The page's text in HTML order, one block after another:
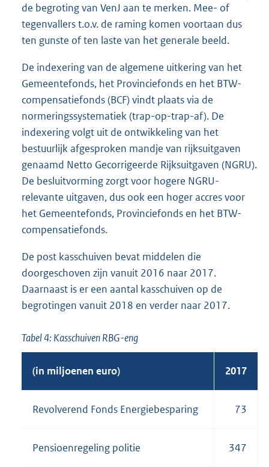
de begroting van VenJ aan te merken. Mee- of
tegenvallers t.o.v. de raming komen voortaan dus
ten gunste of ten laste van het generale beeld.
De indexering van de algemene uitkering van het
Gemeentefonds, het Provinciefonds en het BTW-
compensatiefonds (BCF) vindt plaats via de
normeringssystematiek (trap-op-trap-af). De
indexering volgt uit de ontwikkeling van het
bestuurlijk afgesproken mandje van rijksuitgaven
genaamd Netto Gecorrigeerde Rijksuitgaven (NGRU).
De besluitvorming zorgt voor hogere NGRU-
relevante uitgaven, dus ook een hoger accres voor
het Gemeentefonds, Provinciefonds en het BTW-
compensatiefonds.
De post kasschuiven bevat middelen die
doorgeschoven zijn vanuit 2016 naar 2017.
Daarnaast is er een aantal kasschuiven op de
begrotingen vanuit 2018 en verder naar 2017.
Tabel 4: Kasschuiven RBG-eng
(in miljoenen euro) 2017
Revolverend Fonds Energiebesparing 73
Pensioenregeling politie 347